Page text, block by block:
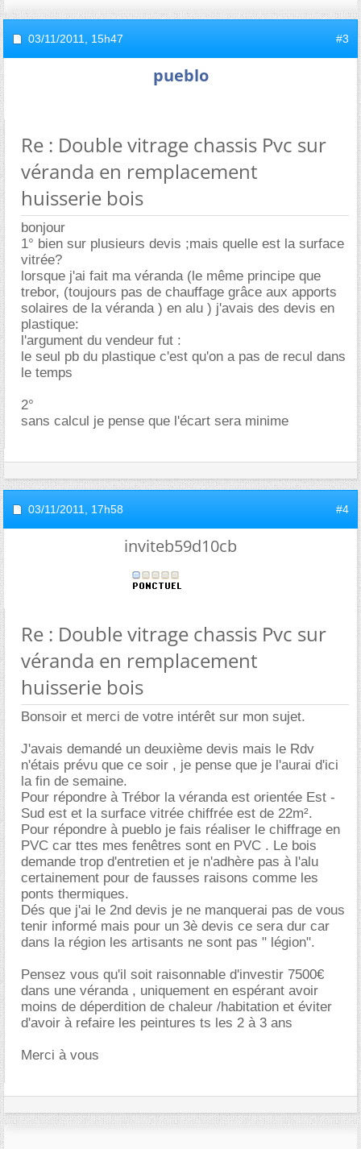
03/11/2011, 15h47 #3
pueblo
Re : Double vitrage chassis Pvc sur
véranda en remplacement
huisserie bois
bonjour
1° bien sur plusieurs devis ;mais quelle est la surface
vitrée?
lorsque j'ai fait ma véranda (le même principe que
trebor, (toujours pas de chauffage grâce aux apports
solaires de la véranda ) en alu ) j'avais des devis en
plastique:
l'argument du vendeur fut :
le seul pb du plastique c'est qu'on a pas de recul dans
le temps
2°
sans calcul je pense que l'écart sera minime
03/11/2011, 17h58 #4
inviteb59d10cb
Re : Double vitrage chassis Pvc sur
véranda en remplacement
huisserie bois
Bonsoir et merci de votre intérêt sur mon sujet.
J'avais demandé un deuxième devis mais le Rdv
n'étais prévu que ce soir , je pense que je l'aurai d'ici
la fin de semaine.
Pour répondre à Trébor la véranda est orientée Est -
Sud est et la surface vitrée chiffrée est de 22m².
Pour répondre à pueblo je fais réaliser le chiffrage en
PVC car ttes mes fenêtres sont en PVC . Le bois
demande trop d'entretien et je n'adhère pas à l'alu
certainement pour de fausses raisons comme les
ponts thermiques.
Dés que j'ai le 2nd devis je ne manquerai pas de vous
tenir informé mais pour un 3è devis ce sera dur car
dans la région les artisants ne sont pas " légion".
Pensez vous qu'il soit raisonnable d'investir 7500
dans une véranda , uniquement en espérant avoir
moins de déperdition de chaleur /habitation et éviter
d'avoir à refaire les peintures ts les 2 à 3 ans
Merci à vous